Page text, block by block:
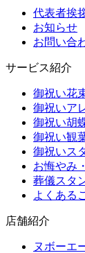
代表者挨
お知らせ
お問い合
サービス紹介
御祝い花
御祝いア
御祝い胡
御祝い観
御祝いス
お悔やみ
葬儀スタ
よくある
店舗紹介
ヌボーエ